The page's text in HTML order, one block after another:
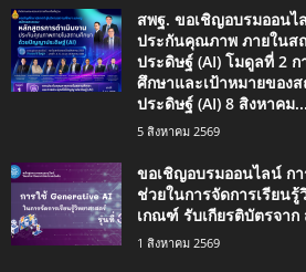
สพฐ. ขอเชิญอบรมออนไ
ประกันคุณภาพ ภายในส
ประดิษฐ์ (AI) โมดูลที่ 2
ศึกษาและเป้าหมายของ
ประดิษฐ์ (AI) 8 สิงหาคม...
5 สิงหาคม 2569
ขอเชิญอบรมออนไลน์ ก
ช่วยในการจัดการเรียน
เกณฑ์ รับเกียรติบัตรจา
1 สิงหาคม 2569